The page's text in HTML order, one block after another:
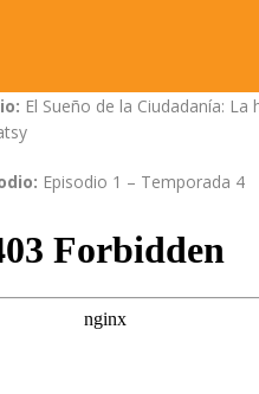
El Sueño de la Ciudadanía: La
Episodio 1 – Temporada 4